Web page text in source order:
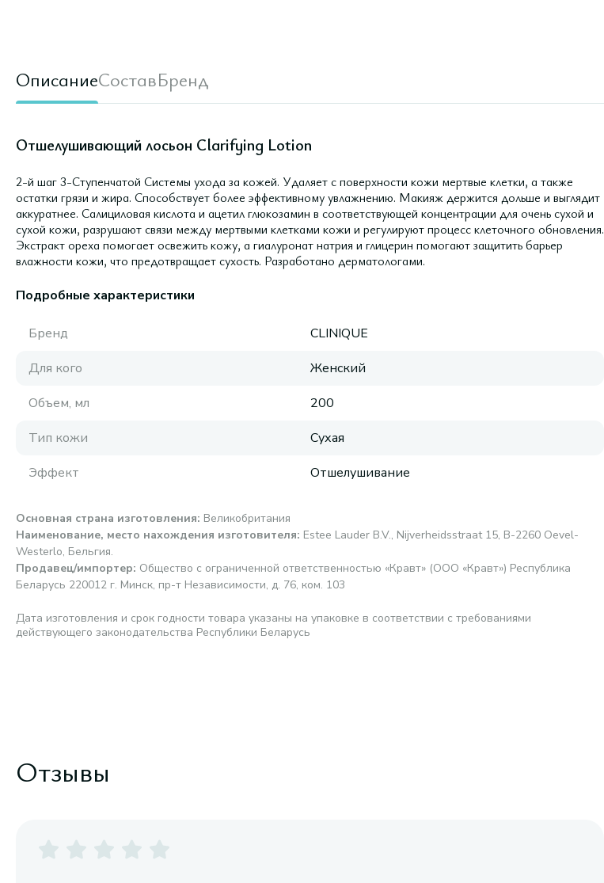
ОписаниеСоставБренд
Отшелушивающий лосьон Clarifying Lotion
2-й шаг 3-Ступенчатой Системы ухода за кожей. Удаляет с поверхности кожи мертвые клетки, а также
остатки грязи и жира. Способствует более эффективному увлажнению. Макияж держится дольше и выглядит
аккуратнее. Салициловая кислота и ацетил глюкозамин в соответствующей концентрации для очень сухой и
сухой кожи, разрушают связи между мертвыми клетками кожи и регулируют процесс клеточного обновления.
Экстракт ореха помогает освежить кожу, а гиалуронат натрия и глицерин помогают защитить барьер
влажности кожи, что предотвращает сухость. Разработано дерматологами.
Подробные характеристики
Бренд
CLINIQUE
Для кого
Женский
Объем, мл
200
Тип кожи
Сухая
Эффект
Отшелушивание
Основная страна изготовления: Великобритания
Наименование, место нахождения изготовителя: Estee Lauder B.V., Nijverheidsstraat 15, B-2260 Oevel-
Westerlo, Бельгия.
Продавец/импортер: Общество с ограниченной ответственностью «Кравт» (ООО «Кравт») Республика
Беларусь 220012 г. Минск, пр-т Независимости, д. 76, ком. 103
Дата изготовления и срок годности товара указаны на упаковке в соответствии с требованиями
действующего законодательства Республики Беларусь
Отзывы